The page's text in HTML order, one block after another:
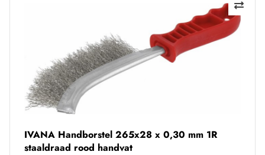
IVANA Handborstel 265x28 x 0,30 mm 1R
staaldraad rood handvat